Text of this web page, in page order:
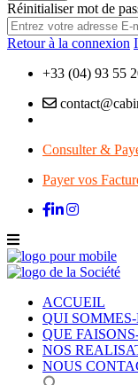
Réinitialiser mot de
Retour à la connexion
+33 (04) 93 55
Consulter &
Payer vos
ACCUEIL
QUI
QUE
NOS
NOUS